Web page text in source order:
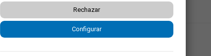
Rechazar
Configurar